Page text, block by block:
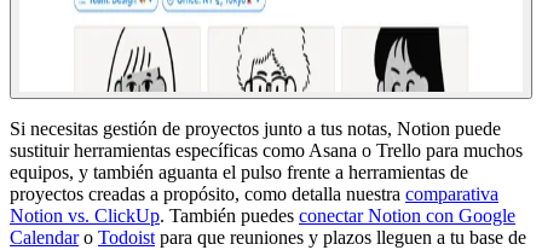
Si necesitas gestión de proyectos junto a tus notas, Notion puede
sustituir herramientas específicas como Asana o Trello para muchos
equipos, y también aguanta el pulso frente a herramientas de
proyectos creadas a propósito, como detalla nuestra comparativa
Notion vs. ClickUp. También puedes conectar Notion con Google
Calendaro Todoist para que reuniones y plazos lleguen a tu base de